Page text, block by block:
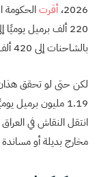
2026، أقرتالحكومة
بالشاحنات إلى 420 ألف برميل يوميًا على ثلاث مراحل.
لكن حتى لو تحقق هذان
1.19 مليون
انتقل النقاش في
مخارج بديلة أو مساندة